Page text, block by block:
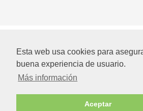
Esta web usa cookies para
buena experiencia de usuario.
Más información
Aceptar
Inicio Quiénes somos
Contactar